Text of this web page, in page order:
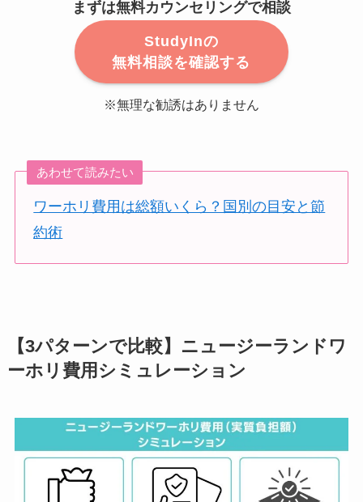
まずは無料カウンセリングで相談
StudyInの
無料相談を確認する
※無理な勧誘はありません
あわせて読みたい
ワーホリ費用は総額いくら？国別の目安と節
約術
【3パターンで比較】ニュージーランドワ
ーホリ費用シミュレーション